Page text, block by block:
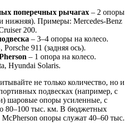
поперечных рычагах – 2 опоры
нижняя). Примеры: Mercedes-Benz
200.
– 3–4 опоры на колесо.
911 (задняя ось).
– 1 опора на колесо.
Hyundai Solaris.
не только количество, но и
подвесках (например, с
шаровые опоры усиленные, с
80–100 тыс. км. В бюджетных
опоры служат 40–60 тыс.